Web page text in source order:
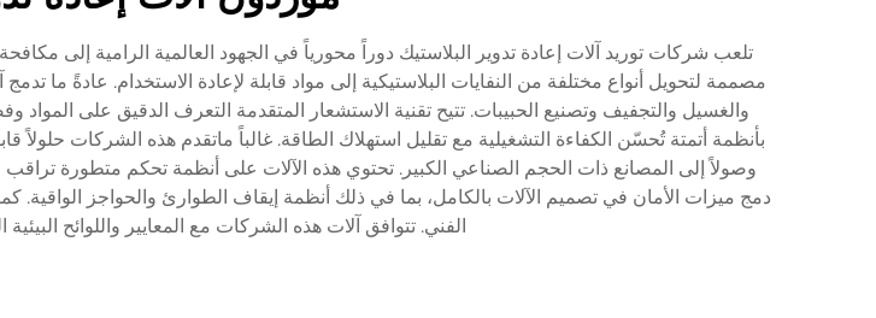
تلعب شركات توريد آلات إعادة تدوير البلاستيك دوراً محورياً في الجهود العالمية الرامية إلى
مصممة لتحويل أنواع مختلفة من النفايات البلاستيكية إلى مواد قابلة لإعادة الاستخدام. عادةً ما
والغسيل والتجفيف وتصنيع الحبيبات. تتيح تقنية الاستشعار المتقدمة التعرف الدقيق على المواد
بأنظمة أتمتة تُحسّن الكفاءة التشغيلية مع تقليل استهلاك الطاقة. غالباً ماتقدم هذه الشركات حلولاً
وصولاً إلى المصانع ذات الحجم الصناعي الكبير. تحتوي هذه الآلات على أنظمة تحكم متطورة تراقب
دمج ميزات الأمان في تصميم الآلات بالكامل، بما في ذلك أنظمة إيقاف الطوارئ والحواجز الواقية.
الفني. تتوافق آلات هذه الشركات مع المعايير واللوائح البيئية